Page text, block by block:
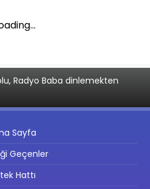
Radyo Baba dinlemekten
Sayfa
Geçenler
Hattı